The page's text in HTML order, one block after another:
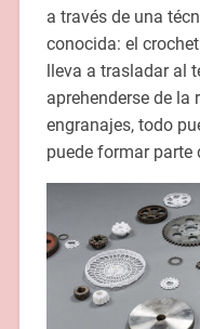
a través de una
conocida: el
lleva a trasladar al
aprehenderse de la
engranajes, todo
puede formar parte